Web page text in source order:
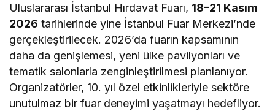
Uluslararası İstanbul Hırdavat Fuarı, 18–21 Kasım
2026 tarihlerinde yine İstanbul Fuar Merkezi’nde
gerçekleştirilecek. 2026’da fuarın kapsamının
daha da genişlemesi, yeni ülke pavilyonları ve
tematik salonlarla zenginleştirilmesi planlanıyor.
Organizatörler, 10. yıl özel etkinlikleriyle sektöre
unutulmaz bir fuar deneyimi yaşatmayı hedefliyor.